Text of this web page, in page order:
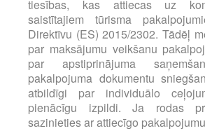
tiesības, kas attiecas uz
saistītajiem tūrisma
Direktīvu (ES) 2015/2302. Tādēļ
par maksājumu veikšanu
par apstiprinājuma
pakalpojuma dokumentu
atbildīgi par individuālo
pienācīgu izpildi. Ja rodas
sazinieties ar attiecīgo